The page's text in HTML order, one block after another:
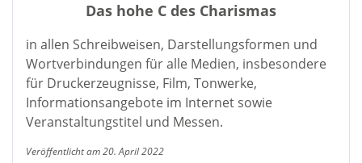
Das hohe C des Charismas
in allen Schreibweisen, Darstellungsformen und
Wortverbindungen für alle Medien, insbesondere
für Druckerzeugnisse, Film, Tonwerke,
Informationsangebote im Internet sowie
Veranstaltungstitel und Messen.
Veröffentlicht am 20. April 2022